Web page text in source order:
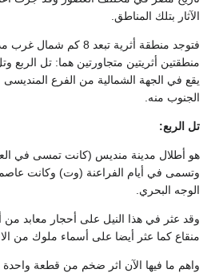
الآثار بتلك المناطق.
فتوجد منطقة أثرية تبعد 8 كم
منطقتين أثريتين متجاورتين هما: تل الربع وتل
يقع في الجهة الشمالية من الفرع المنديسى من
الجنوب منه.
تل الربع:
هو أطلال مدينة منديس (كانت تمسى في
الوجه البحري.
وقد عثر في هذا النيل على أحجار معابد من
منقاع كما عثر أيضا على أسماء ملوك من الاسرات 21 ، 22
واهم ما فيها الآن اثر ضخم من قطعة واحدة من